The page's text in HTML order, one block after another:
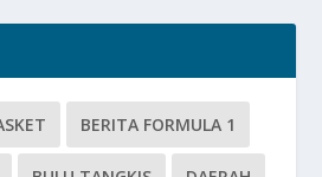
BERITA FORMULA 1